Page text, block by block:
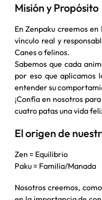
Misión y Propósito
En Zenpaku creemos
vínculo real y
Canes o felinos.
Sabemos que cada
por eso que aplicamos
entender su
¡Confía en nosotros
cuatro patas una vida
El origen de
Zen = Equilibrio
Paku = Familia/Manada
Nosotros creemos,